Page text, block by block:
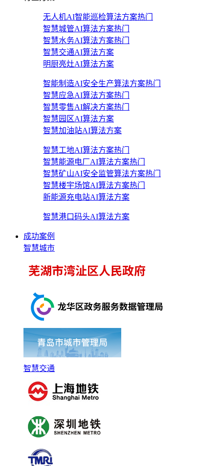
无人机AI智能巡检算法方案热门
智慧城管AI算法方案热门
智慧水务AI算法方案热门
智慧交通AI算法方案
明厨亮灶AI算法方案
智能制造AI安全生产算法方案热门
智慧应急AI算法方案热门
智慧零售AI解决方案热门
智慧园区AI算法方案
智慧加油站AI算法方案
智慧工地AI算法方案热门
智慧能源电厂AI算法方案热门
智慧矿山AI安全监管算法方案热门
智慧楼宇场馆AI算法方案热门
新能源充电站AI算法方案
智慧港口码头AI算法方案
成功案例
智慧城市
智慧交通